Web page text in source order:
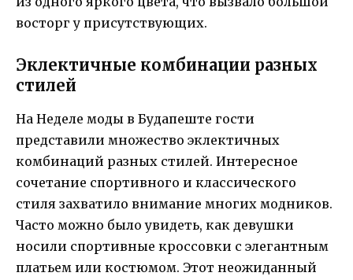
восторг у присутствующих.
Эклектичные комбинации разных
стилей
На Неделе моды в Будапеште гости
представили множество эклектичных
комбинаций разных стилей. Интересное
сочетание спортивного и классического
стиля захватило внимание многих модников.
Часто можно было увидеть, как девушки
носили спортивные кроссовки с элегантным
платьем или костюмом. Этот неожиданный